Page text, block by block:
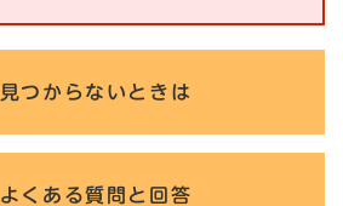
見つからないときは
よくある質問と回答